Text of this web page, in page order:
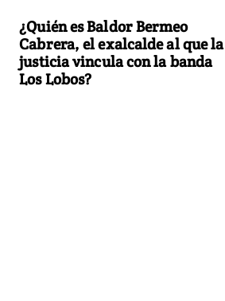
¿Quién es Baldor Bermeo
Cabrera, el exalcalde al que la
justicia vincula con la banda
Los Lobos?